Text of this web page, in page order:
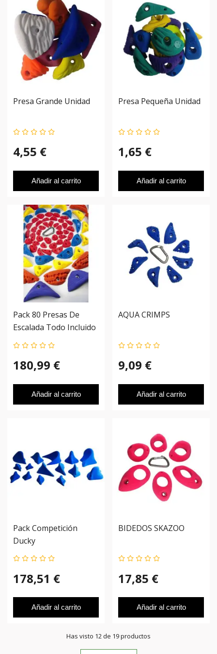
Presa Grande Unidad
4,55 €
Añadir al carrito
Presa Pequeña Unidad
1,65 €
Añadir al carrito
Pack 80 Presas De
Escalada Todo Incluido
(Para Ladrillo)
180,99 €
Añadir al carrito
AQUA CRIMPS
9,09 €
Añadir al carrito
Pack Competición
Ducky
178,51 €
Añadir al carrito
BIDEDOS SKAZOO
17,85 €
Añadir al carrito
Has visto 12 de 19 productos